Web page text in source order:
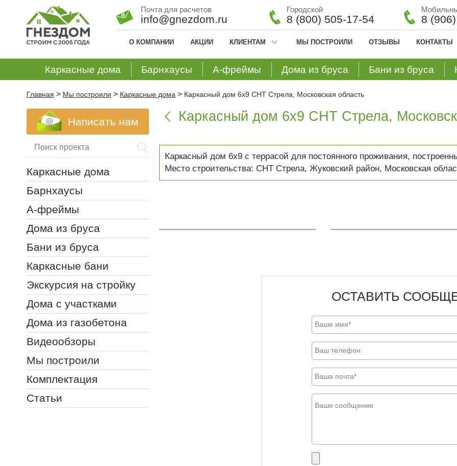
Почта для расчетов
info@gnezdom.ru
Городской
8 (800) 505-17-54 8
О КОМПАНИИ АКЦИИ КЛИЕНТАМ МЫ ПОСТРОИЛИ ОТЗЫВЫ КОНТАКТЫ
Каркасные дома Барнхаусы А-фреймы Дома из бруса Бани из бруса
Главная > Мы построили > Каркасные дома > Каркасный дом 6х9 СНТ Стрела, Московская область
 Каркасный дом 6х9 СНТ Стрела,
Каркасный дом 6х9 с террасой для постоянного проживания,
Место строительства: СНТ Стрела, Жуковский район, Московская
ОСТАВИТЬ
Написать нам
Каркасные дома
Барнхаусы
А-фреймы
Дома из бруса
Бани из бруса
Каркасные бани
Экскурсия на стройку
Дома с участками
Дома из газобетона
Видеообзоры
Мы построили
Комплектация
Статьи